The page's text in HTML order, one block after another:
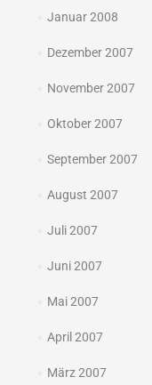
Januar 2008
Dezember 2007
November 2007
Oktober 2007
September 2007
August 2007
Juli 2007
Juni 2007
Mai 2007
April 2007
März 2007